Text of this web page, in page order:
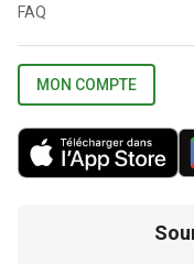
FAQ
MON COMPTE